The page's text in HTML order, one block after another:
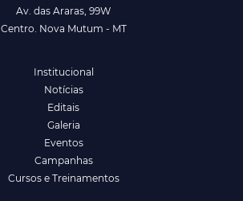
Av. das Araras, 99W
Centro. Nova Mutum - MT
Institucional
Notícias
Editais
Galeria
Eventos
Campanhas
Cursos e Treinamentos